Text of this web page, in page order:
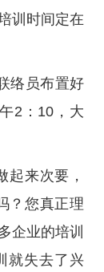
训时间定在
络员布置好
2：10，大
起来次要，
？您真正理
企业的培训
就失去了兴